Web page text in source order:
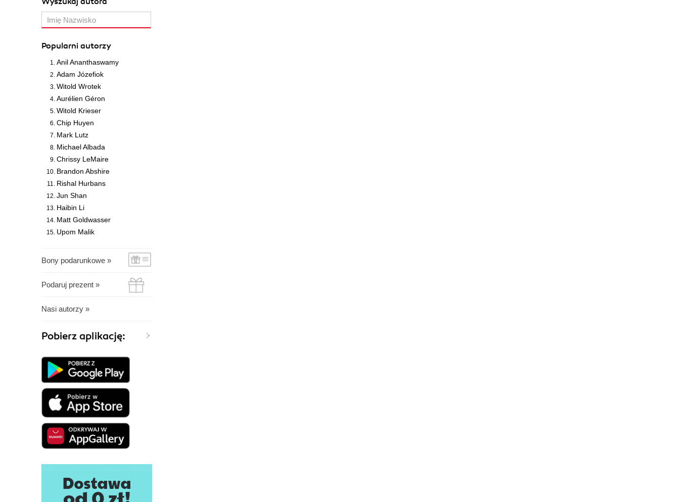
Popularni autorzy
Anil Ananthaswamy
Adam Józefiok
Witold Wrotek
Aurélien Géron
Witold Krieser
Chip Huyen
Mark Lutz
Michael Albada
Chrissy LeMaire
Brandon Abshire
Rishal Hurbans
Jun Shan
Haibin Li
Matt Goldwasser
Upom Malik
Bony podarunkowe »
Podaruj prezent »
Nasi autorzy »
Pobierz aplikację: